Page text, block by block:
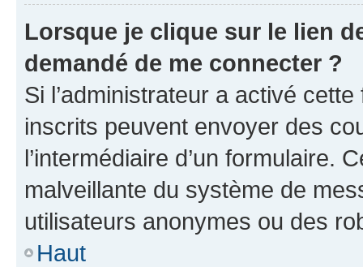
Lorsque je clique sur le lien
demandé de me connecter ?
Si l’administrateur a activé
inscrits peuvent envoyer des
l’intermédiaire d’un formulaire.
malveillante du système de
utilisateurs anonymes ou des
Haut